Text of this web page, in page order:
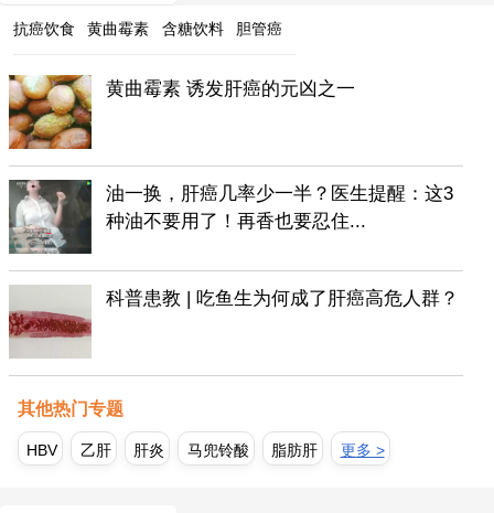
抗癌饮食 黄曲霉素 含糖饮料 胆管癌
黄曲霉素 诱发肝癌的元凶之一
油一换，肝癌几率少一半？医生提醒：这3
种油不要用了！再香也要忍住...
科普患教 | 吃鱼生为何成了肝癌高危人群？
其他热门专题
HBV 乙肝 肝炎 马兜铃酸 脂肪肝 更多 >